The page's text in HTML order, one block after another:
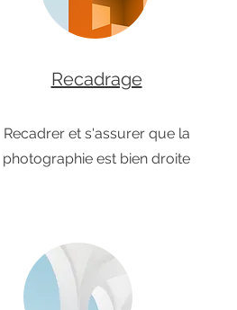
Recadrage
Recadrer et s'assurer que la
photographie est bien droite